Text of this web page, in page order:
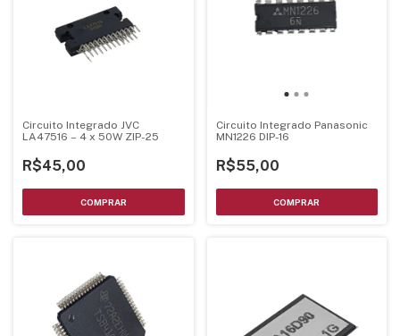
Circuito Integrado JVC
LA47516 – 4 x 50W ZIP-25
R$45,00
Circuito Integrado Panasonic
MN1226 DIP-16
R$55,00